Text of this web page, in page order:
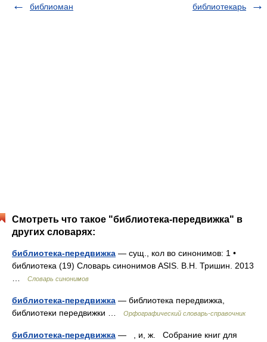
библиоман библиотекарь
Смотреть что такое "библиотека-передвижка" в
других словарях:
библиотека-передвижка — сущ., кол во синонимов: 1 •
библиотека (19) Словарь синонимов ASIS. В.Н. Тришин. 2013
Словарь синонимов
библиотека-передвижка — библиотека передвижка,
библиотеки передвижки …
Орфографический словарь-справочник
библиотека-передвижка — , и, ж. Собрание книг для